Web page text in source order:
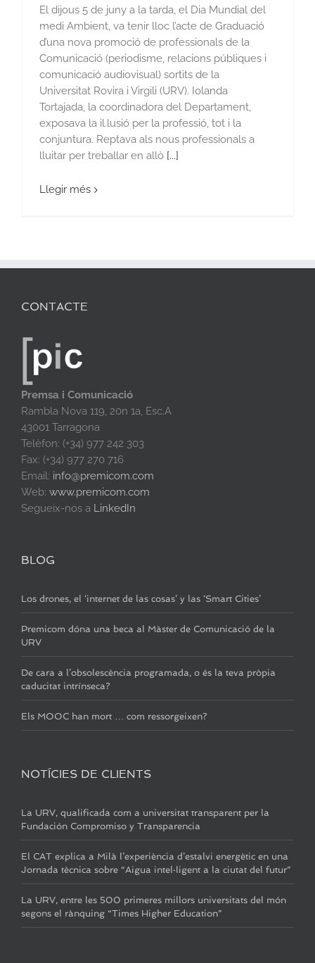
El dijous 5 de juny a la tarda, el Dia Mundial del
medi Ambient, va tenir lloc l’acte de Graduació
d’una nova promoció de professionals de la
Comunicació (periodisme, relacions públiques i
comunicació audiovisual) sortits de la
Universitat Rovira i Virgili (URV). Iolanda
Tortajada, la coordinadora del Departament,
exposava la il.lusió per la professió, tot i la
conjuntura. Reptava als nous professionals a
lluitar per treballar en allò [...]
Llegir més
CONTACTE
Premsa i Comunicació
Rambla Nova 119, 20n 1a, Esc.A
43001 Tarragona
Telèfon: (+34) 977 242 303
Fax: (+34) 977 270 716
Email: info@premicom.com
Web: www.premicom.com
Segueix-nos a LinkedIn
BLOG
Los drones, el ‘internet de las cosas’ y las ‘Smart Cities’
Premicom dóna una beca al Màster de Comunicació de la
URV
De cara a l’obsolescència programada, o és la teva pròpia
caducitat intrínseca?
Els MOOC han mort … com ressorgeixen?
NOTÍCIES DE CLIENTS
La URV, qualificada com a universitat transparent per la
Fundación Compromiso y Transparencia
El CAT explica a Milà l’experiència d’estalvi energètic en una
Jornada tècnica sobre “Aigua intel·ligent a la ciutat del futur”
La URV, entre les 500 primeres millors universitats del món
segons el rànquing “Times Higher Education”